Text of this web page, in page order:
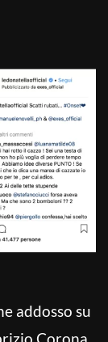
addosso su
Corona,